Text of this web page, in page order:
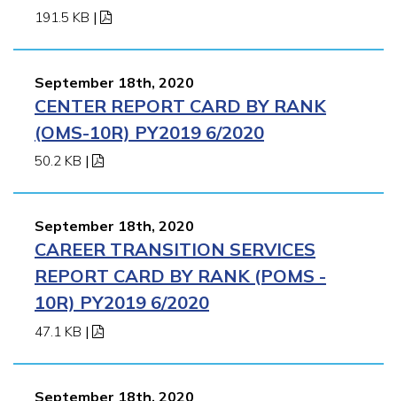
191.5 KB |
September 18th, 2020
CENTER REPORT CARD BY RANK
(OMS-10R) PY2019 6/2020
50.2 KB |
September 18th, 2020
CAREER TRANSITION SERVICES
REPORT CARD BY RANK (POMS -
10R) PY2019 6/2020
47.1 KB |
September 18th, 2020